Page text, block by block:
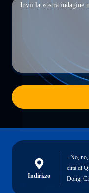
Indirizzo
- No, no,
città di
Dong,